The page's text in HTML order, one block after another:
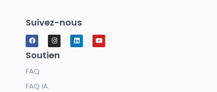
Suivez-nous
Soutien
FAQ
FAQ IA.